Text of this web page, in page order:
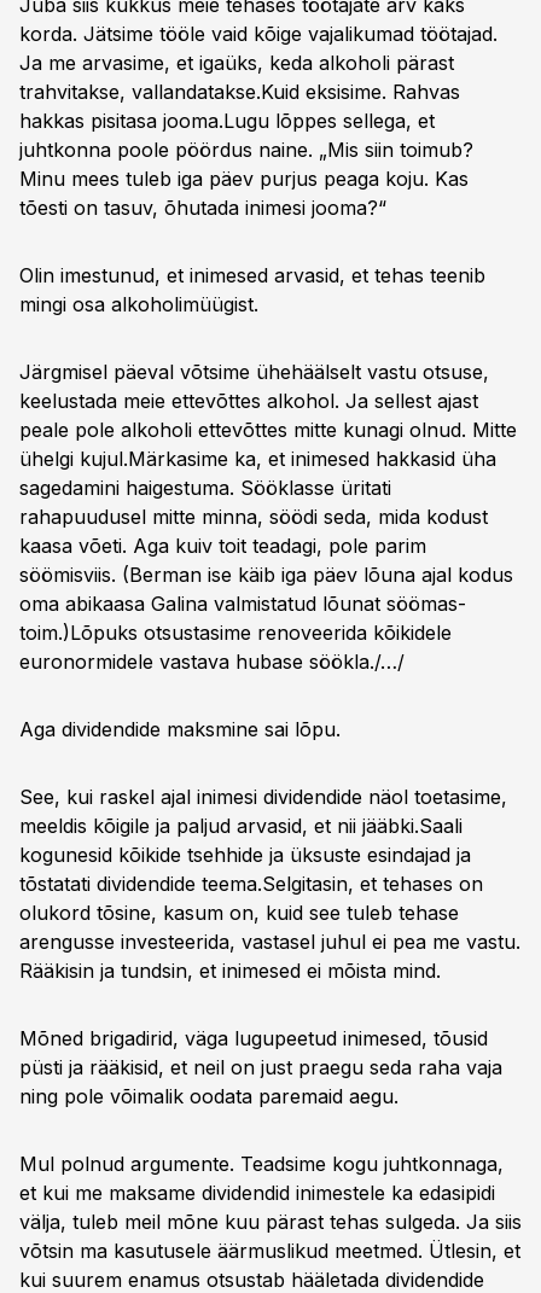
Juba siis kukkus meie tehases töötajate arv kaks
korda. Jätsime tööle vaid kõige vajalikumad töötajad.
Ja me arvasime, et igaüks, keda alkoholi pärast
trahvitakse, vallandatakse.Kuid eksisime. Rahvas
hakkas pisitasa jooma.Lugu lõppes sellega, et
juhtkonna poole pöördus naine. „Mis siin toimub?
Minu mees tuleb iga päev purjus peaga koju. Kas
tõesti on tasuv, õhutada inimesi jooma?“
Olin imestunud, et inimesed arvasid, et tehas teenib
mingi osa alkoholimüügist.
Järgmisel päeval võtsime ühehäälselt vastu otsuse,
keelustada meie ettevõttes alkohol. Ja sellest ajast
peale pole alkoholi ettevõttes mitte kunagi olnud. Mitte
ühelgi kujul.Märkasime ka, et inimesed hakkasid üha
sagedamini haigestuma. Sööklasse üritati
rahapuudusel mitte minna, söödi seda, mida kodust
kaasa võeti. Aga kuiv toit teadagi, pole parim
söömisviis. (Berman ise käib iga päev lõuna ajal kodus
oma abikaasa Galina valmistatud lõunat söömas-
toim.)Lõpuks otsustasime renoveerida kõikidele
euronormidele vastava hubase söökla./…/
Aga dividendide maksmine sai lõpu.
See, kui raskel ajal inimesi dividendide näol toetasime,
meeldis kõigile ja paljud arvasid, et nii jääbki.Saali
kogunesid kõikide tsehhide ja üksuste esindajad ja
tõstatati dividendide teema.Selgitasin, et tehases on
olukord tõsine, kasum on, kuid see tuleb tehase
arengusse investeerida, vastasel juhul ei pea me vastu.
Rääkisin ja tundsin, et inimesed ei mõista mind.
Mõned brigadirid, väga lugupeetud inimesed, tõusid
püsti ja rääkisid, et neil on just praegu seda raha vaja
ning pole võimalik oodata paremaid aegu.
Mul polnud argumente. Teadsime kogu juhtkonnaga,
et kui me maksame dividendid inimestele ka edasipidi
välja, tuleb meil mõne kuu pärast tehas sulgeda. Ja siis
võtsin ma kasutusele äärmuslikud meetmed. Ütlesin, et
kui suurem enamus otsustab hääletada dividendide